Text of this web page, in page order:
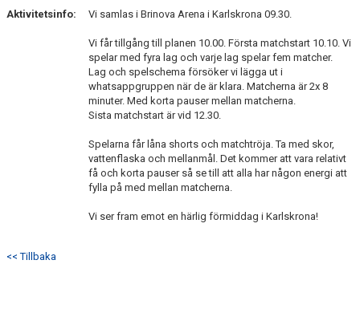
BILDGALLERI
Aktivitetsinfo:
Vi samlas i Brinova Arena i Karlskrona 09.30.
Vi får tillgång till planen 10.00. Första matchstart 10.10. Vi
spelar med fyra lag och varje lag spelar fem matcher.
Lag och spelschema försöker vi lägga ut i
whatsappgruppen när de är klara. Matcherna är 2x 8
minuter. Med korta pauser mellan matcherna.
Sista matchstart är vid 12.30.
Spelarna får låna shorts och matchtröja. Ta med skor,
vattenflaska och mellanmål. Det kommer att vara relativt
få och korta pauser så se till att alla har någon energi att
fylla på med mellan matcherna.
Vi ser fram emot en härlig förmiddag i Karlskrona!
<< Tillbaka